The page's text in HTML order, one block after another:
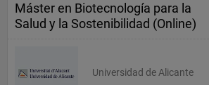
Máster en Biotecnología para la
Salud y la Sostenibilidad (Online)
Universidad de Alicante